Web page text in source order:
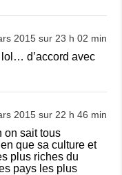
2015 sur 23 h 02 min
lol… d’accord avec
2015 sur 22 h 46 min
on sait tous
que sa culture et
plus riches du
pays les plus